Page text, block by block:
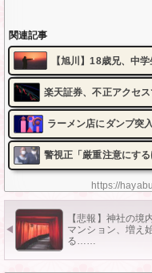
https://
関連記事
【旭川】18歳兄、中
楽天証券、不正アクセ
ラーメン店にダンプ突
警視正「厳重注意にす
【悲報】神社の境
マンション、増え
る……